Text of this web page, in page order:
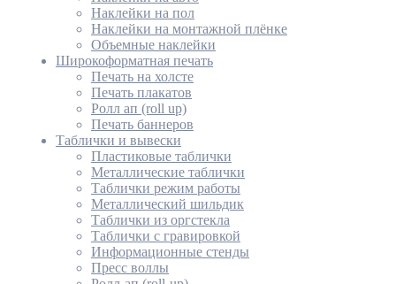
Наклейки на пол
Наклейки на монтажной плёнке
Объемные наклейки
Широкоформатная печать
Печать на холсте
Печать плакатов
Ролл ап (roll up)
Печать баннеров
Таблички и вывески
Пластиковые таблички
Металлические таблички
Таблички режим работы
Металлический шильдик
Таблички из оргстекла
Таблички с гравировкой
Информационные стенды
Пресс воллы